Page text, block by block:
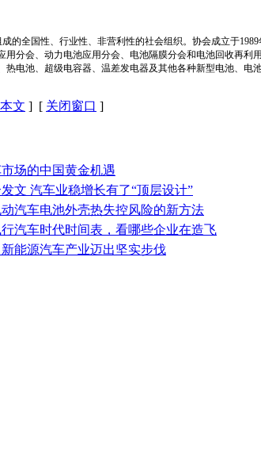
的全国性、行业性、非营利性的社会组织。协会成立于
分会、动力电池应用分会、电池隔膜分会和电池回收再利
电池、超级电容器、温差发电器及其他各种新型电池、电
文 ] [ 关闭窗口 ]
场的中国黄金机遇
文 汽车业稳增长有了“顶层设计”
动汽车电池外壳热失控风险的新方法
行汽车时代时间表，看哪些企业在造飞
新能源汽车产业迈出坚实步伐